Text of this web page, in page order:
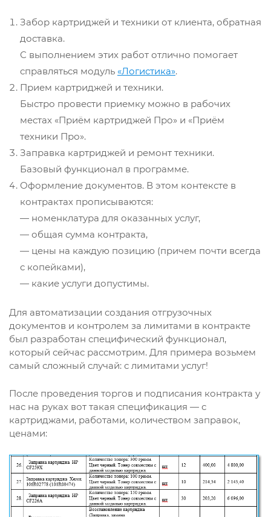
Забор картриджей и техники от клиента, обратная
доставка.
С выполнением этих работ отлично помогает
справляться модуль «Логистика».
Прием картриджей и техники.
Быстро провести приемку можно в рабочих
местах «Приём картриджей Про» и «Приём
техники Про».
Заправка картриджей и ремонт техники.
Базовый функционал в программе.
Оформление документов. В этом контексте в
контрактах прописываются:
— номенклатура для оказанных услуг,
— общая сумма контракта,
— цены на каждую позицию (причем почти всегда
с копейками),
— какие услуги допустимы.
Для автоматизации создания отгрузочных
документов и контролем за лимитами в контракте
был разработан специфический функционал,
который сейчас рассмотрим. Для примера возьмем
самый сложный случай: с лимитами услуг!
После проведения торгов и подписания контракта у
нас на руках вот такая спецификация — с
картриджами, работами, количеством заправок,
ценами: